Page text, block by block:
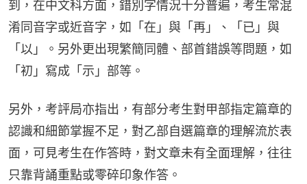
到，在中文科方面，錯別字情況十分普遍，考生常混
淆同音字或近音字，如「在」與「再」、「已」與
「以」。另外更出現繁簡同體、部首錯誤等問題，如
「初」寫成「示」部等。
另外，考評局亦指出，有部分考生對甲部指定篇章的
認識和細節掌握不足，對乙部自選篇章的理解流於表
面，可見考生在作答時，對文章未有全面理解，往往
只靠背誦重點或零碎印象作答。